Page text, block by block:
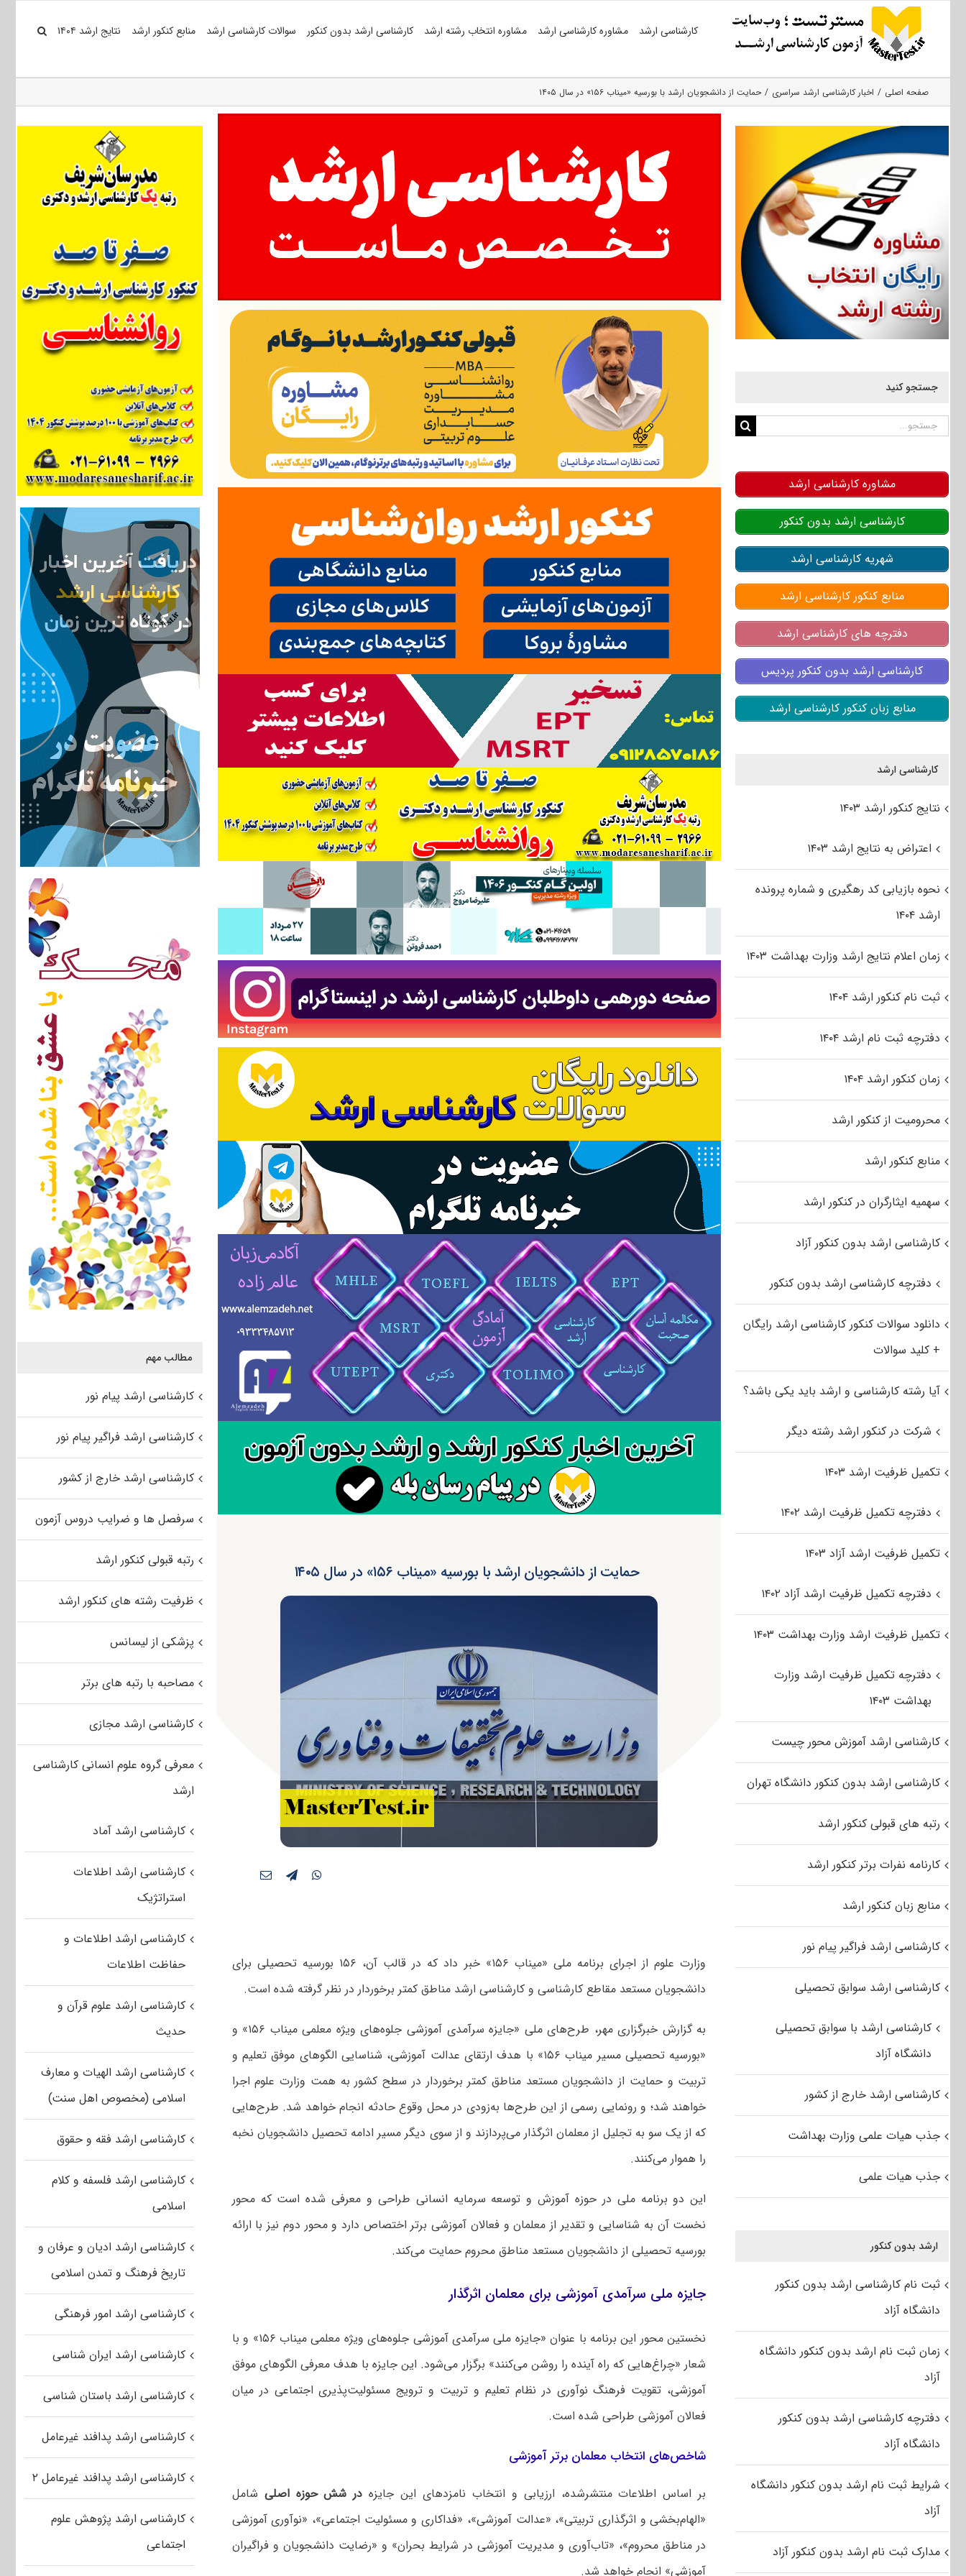
کارشناسی ارشد مشاوره کارشناسی ارشد مشاوره انتخاب رشته ارشد کارشناسی ارشد بدون کنکور سوالات کارشناسی ارشد منابع کنکور ارشد نتایج ارشد ۱۴۰۴
صفحه اصلی اخبار کارشناسی ارشد سراسری حمایت از دانشجویان ارشد با بورسیه «میناب ۱۵۶» در سال ۱۴۰۵
حمایت از دانشجویان ارشد با بورسیه «میناب ۱۵۶» در سال ۱۴۰۵
وزارت علوم از اجرای برنامه ملی «میناب ۱۵۶» خبر داد که در قالب آن، ۱۵۶ بورسیه تحصیلی برای
دانشجویان مستعد مقاطع کارشناسی و کارشناسی ارشد مناطق کمتر برخوردار در نظر گرفته شده است.
به گزارش خبرگزاری مهر، طرح‌های ملی «جایزه سرآمدی آموزشی جلوه‌های ویژه معلمی میناب ۱۵۶» و
«بورسیه تحصیلی مسیر میناب ۱۵۶» با هدف ارتقای عدالت آموزشی، شناسایی الگوهای موفق تعلیم و
تربیت و حمایت از دانشجویان مستعد مناطق کمتر برخوردار در سطح کشور به همت وزارت علوم اجرا
خواهند شد؛ و رونمایی رسمی از این طرح‌ها به‌زودی در محل وقوع حادثه انجام خواهد شد. طرح‌هایی
که از یک سو به تجلیل از معلمان اثرگذار می‌پردازند و از سوی دیگر مسیر ادامه تحصیل دانشجویان نخبه
را هموار می‌کنند.
این دو برنامه ملی در حوزه آموزش و توسعه سرمایه انسانی طراحی و معرفی شده است که محور
نخست آن به شناسایی و تقدیر از معلمان و فعالان آموزشی برتر اختصاص دارد و محور دوم نیز با ارائه
بورسیه تحصیلی از دانشجویان مستعد مناطق محروم حمایت می‌کند.
جایزه ملی سرآمدی آموزشی برای معلمان اثرگذار
نخستین محور این برنامه با عنوان «جایزه ملی سرآمدی آموزشی جلوه‌های ویژه معلمی میناب ۱۵۶» و با
شعار «چراغ‌هایی که راه آینده را روشن می‌کنند» برگزار می‌شود. این جایزه با هدف معرفی الگوهای موفق
آموزشی، تقویت فرهنگ نوآوری در نظام تعلیم و تربیت و ترویج مسئولیت‌پذیری اجتماعی در میان
فعالان آموزشی طراحی شده است.
شاخص‌های انتخاب معلمان برتر آموزشی
بر اساس اطلاعات منتشرشده، ارزیابی و انتخاب نامزدهای این جایزهدر شش حوزه اصلی شامل
«الهام‌بخشی و اثرگذاری تربیتی»، «عدالت آموزشی»، «فداکاری و مسئولیت اجتماعی»، «نوآوری آموزشی
در مناطق محروم»، «تاب‌آوری و مدیریت آموزشی در شرایط بحران» و «رضایت دانشجویان و فراگیران
آموزشی» انجام خواهد شد.
مطالب مهم
کارشناسی ارشد پیام نور
کارشناسی ارشد فراگیر پیام نور
کارشناسی ارشد خارج از کشور
سرفصل ها و ضرایب دروس آزمون
رتبه قبولی کنکور ارشد
ظرفیت رشته های کنکور ارشد
پزشکی از لیسانس
مصاحبه با رتبه های برتر
کارشناسی ارشد مجازی
معرفی گروه علوم انسانی کارشناسی
ارشد
کارشناسی ارشد آماد
کارشناسی ارشد اطلاعات
استراتژیک
کارشناسی ارشد اطلاعات و
حفاظت اطلاعات
کارشناسی ارشد علوم قرآن و
حدیث
کارشناسی ارشد الهیات و معارف
اسلامی (مخصوص اهل سنت)
کارشناسی ارشد فقه و حقوق
کارشناسی ارشد فلسفه و کلام
اسلامی
کارشناسی ارشد ادیان و عرفان و
تاریخ فرهنگ و تمدن اسلامی
کارشناسی ارشد امور فرهنگی
کارشناسی ارشد ایران شناسی
کارشناسی ارشد باستان شناسی
کارشناسی ارشد پدافند غیرعامل
کارشناسی ارشد پدافند غیرعامل ۲
کارشناسی ارشد پژوهش علوم
اجتماعی
جستجو کنید
جستجو
مشاوره کارشناسی ارشد
کارشناسی ارشد بدون کنکور
شهریه کارشناسی ارشد
منابع کنکور کارشناسی ارشد
دفترچه های کارشناسی ارشد
کارشناسی ارشد بدون کنکور پردیس
منابع زبان کنکور کارشناسی ارشد
کارشناسی ارشد
نتایج کنکور ارشد ۱۴۰۳
اعتراض به نتایج ارشد ۱۴۰۳
نحوه بازیابی کد رهگیری و شماره پرونده
ارشد ۱۴۰۴
زمان اعلام نتایج ارشد وزارت بهداشت ۱۴۰۳
ثبت نام کنکور ارشد ۱۴۰۴
دفترچه ثبت نام ارشد ۱۴۰۴
زمان کنکور ارشد ۱۴۰۴
محرومیت از کنکور ارشد
منابع کنکور ارشد
سهمیه ایثارگران در کنکور ارشد
کارشناسی ارشد بدون کنکور آزاد
دفترچه کارشناسی ارشد بدون کنکور
دانلود سوالات کنکور کارشناسی ارشد رایگان
+ کلید سوالات
آیا رشته کارشناسی و ارشد باید یکی باشد؟
شرکت در کنکور ارشد رشته دیگر
تکمیل ظرفیت ارشد ۱۴۰۳
دفترچه تکمیل ظرفیت ارشد ۱۴۰۲
تکمیل ظرفیت ارشد آزاد ۱۴۰۳
دفترچه تکمیل ظرفیت ارشد آزاد ۱۴۰۲
تکمیل ظرفیت ارشد وزارت بهداشت ۱۴۰۳
دفترچه تکمیل ظرفیت ارشد وزارت
بهداشت ۱۴۰۳
کارشناسی ارشد آموزش محور چیست
کارشناسی ارشد بدون کنکور دانشگاه تهران
رتبه های قبولی کنکور ارشد
کارنامه نفرات برتر کنکور ارشد
منابع زبان کنکور ارشد
کارشناسی ارشد فراگیر پیام نور
کارشناسی ارشد سوابق تحصیلی
کارشناسی ارشد با سوابق تحصیلی
دانشگاه آزاد
کارشناسی ارشد خارج از کشور
جذب هیات علمی وزارت بهداشت
جذب هیات علمی
ارشد بدون کنکور
ثبت نام کارشناسی ارشد بدون کنکور
دانشگاه آزاد
زمان ثبت نام ارشد بدون کنکور دانشگاه
آزاد
دفترچه کارشناسی ارشد بدون کنکور
دانشگاه آزاد
شرایط ثبت نام ارشد بدون کنکور دانشگاه
آزاد
مدارک ثبت نام ارشد بدون کنکور آزاد